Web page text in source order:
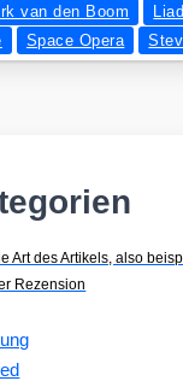
van den Boom
Space Opera
Art des Artikels, also
Rezension